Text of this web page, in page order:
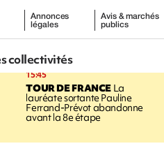
Annonces
légales
Avis & marchés
publics
collectivités
15:45
TOUR DE FRANCELa
lauréate sortante Pauline
Ferrand-Prévot abandonne
avant la 8e étape